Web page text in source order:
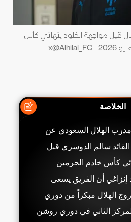
قبل مواجهة الخلود بنهائي كأس
الخلاصة
الهلال السعودي عن
سالم الدوسري قبل
كأس خادم الحرمين
إنزاغي أن الفريق يسعى
الهلال مبكراً من دوري
المركز الثاني في دوري روشن